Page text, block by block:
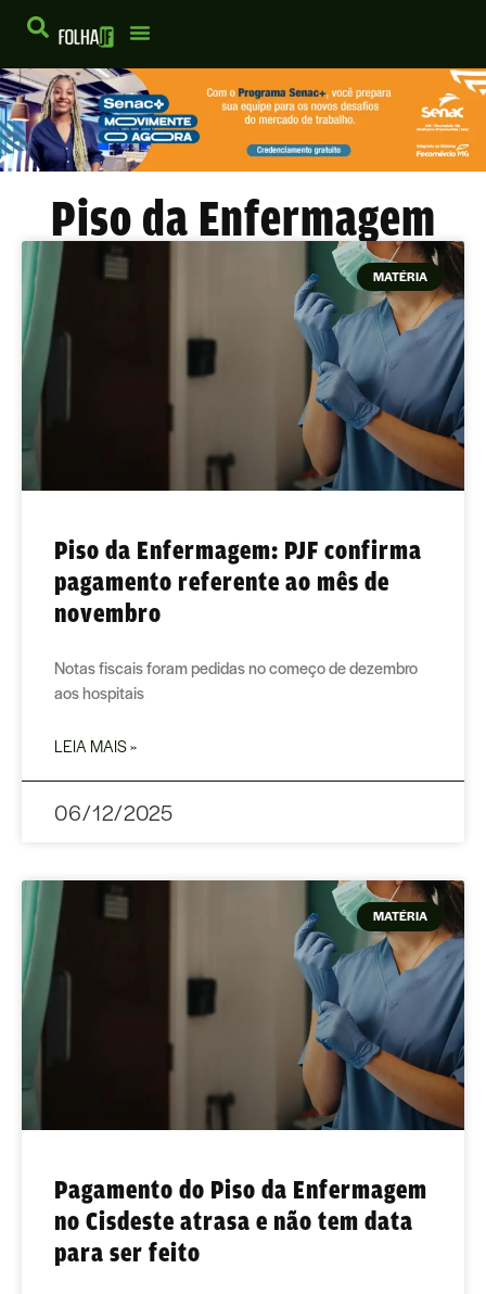
Piso da Enfermagem
MATÉRIA
Piso da Enfermagem: PJF confirma
pagamento referente ao mês de
novembro
Notas fiscais foram pedidas no começo de dezembro
aos hospitais
LEIA MAIS »
06/12/2025
MATÉRIA
Pagamento do Piso da Enfermagem
no Cisdeste atrasa e não tem data
para ser feito